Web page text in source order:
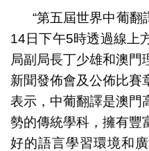
“第五屆世界中葡翻
14日下午5時透過線上
局副局長丁少雄和澳門
新聞發佈會及公佈比賽
表示，中葡翻譯是澳門
勢的傳統學科，擁有豐
好的語言學習環境和